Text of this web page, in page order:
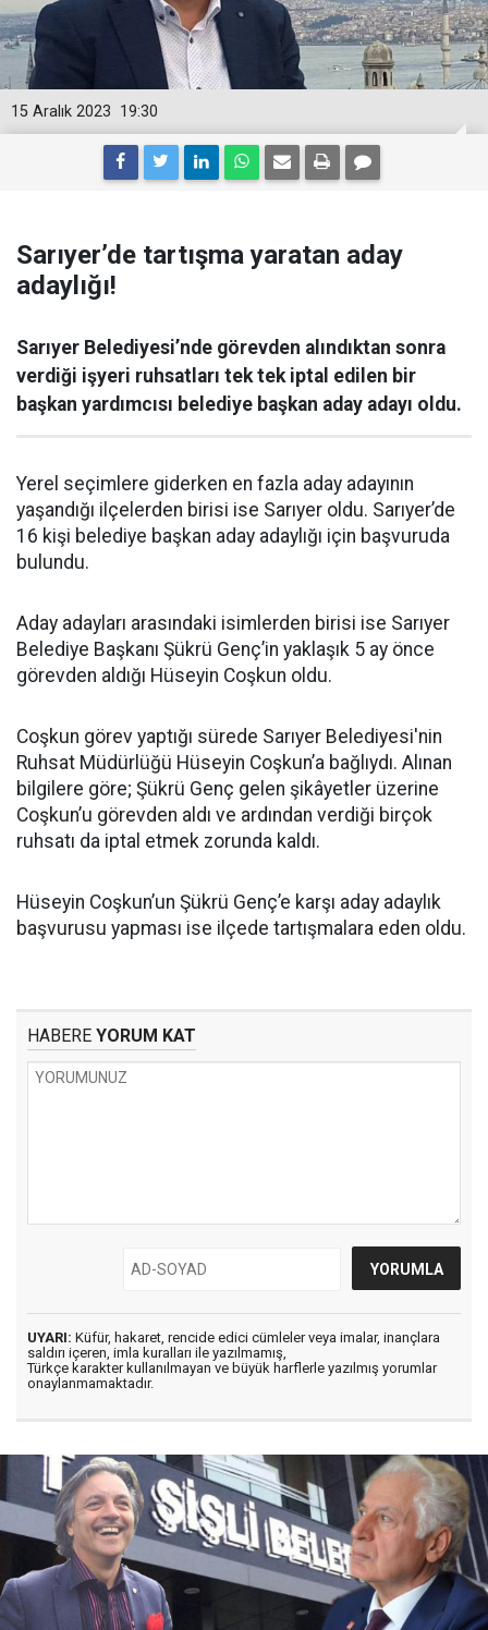
19:30
15 Aralık 2023
Sarıyer’de tartışma yaratan aday
adaylığı!
Sarıyer Belediyesi’nde görevden alındıktan sonra
verdiği işyeri ruhsatları tek tek iptal edilen bir
başkan yardımcısı belediye başkan aday adayı oldu.
Yerel seçimlere giderken en fazla aday adayının
yaşandığı ilçelerden birisi ise Sarıyer oldu. Sarıyer’de
16 kişi belediye başkan aday adaylığı için başvuruda
bulundu.
Aday adayları arasındaki isimlerden birisi ise Sarıyer
Belediye Başkanı Şükrü Genç’in yaklaşık 5 ay önce
görevden aldığı Hüseyin Coşkun oldu.
Coşkun görev yaptığı sürede Sarıyer Belediyesi'nin
Ruhsat Müdürlüğü Hüseyin Coşkun’a bağlıydı. Alınan
bilgilere göre; Şükrü Genç gelen şikâyetler üzerine
Coşkun’u görevden aldı ve ardından verdiği birçok
ruhsatı da iptal etmek zorunda kaldı.
Hüseyin Coşkun’un Şükrü Genç’e karşı aday adaylık
başvurusu yapması ise ilçede tartışmalara eden oldu.
HABERE YORUM KAT
UYARI: Küfür, hakaret, rencide edici cümleler veya imalar, inançlara
saldırı içeren, imla kuralları ile yazılmamış,
Türkçe karakter kullanılmayan ve büyük harflerle yazılmış yorumlar
onaylanmamaktadır.